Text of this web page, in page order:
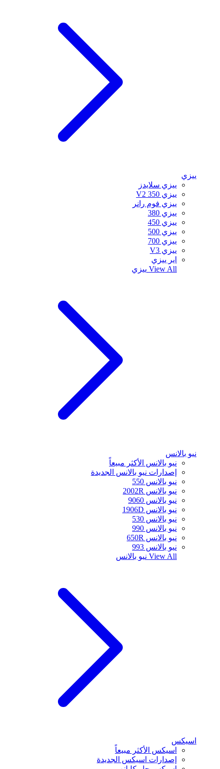
ييزي
ييزي سلايدز
ييزي 350 V2
ييزي فوم رانر
ييزي 380
ييزي 450
ييزي 500
ييزي 700
ييزي V3
اير ييزي
View All ييزي
نيو بالانس
نيو بالانس الأكثر مبيعاً
إصدارات نيو بالانس الجديدة
نيو بالانس 550
نيو بالانس 2002R
نيو بالانس 9060
نيو بالانس 1906D
نيو بالانس 530
نيو بالانس 990
نيو بالانس 650R
نيو بالانس 993
View All نيو بالانس
اسيكس
اسيكس الأكثر مبيعاً
إصدارات اسيكس الجديدة